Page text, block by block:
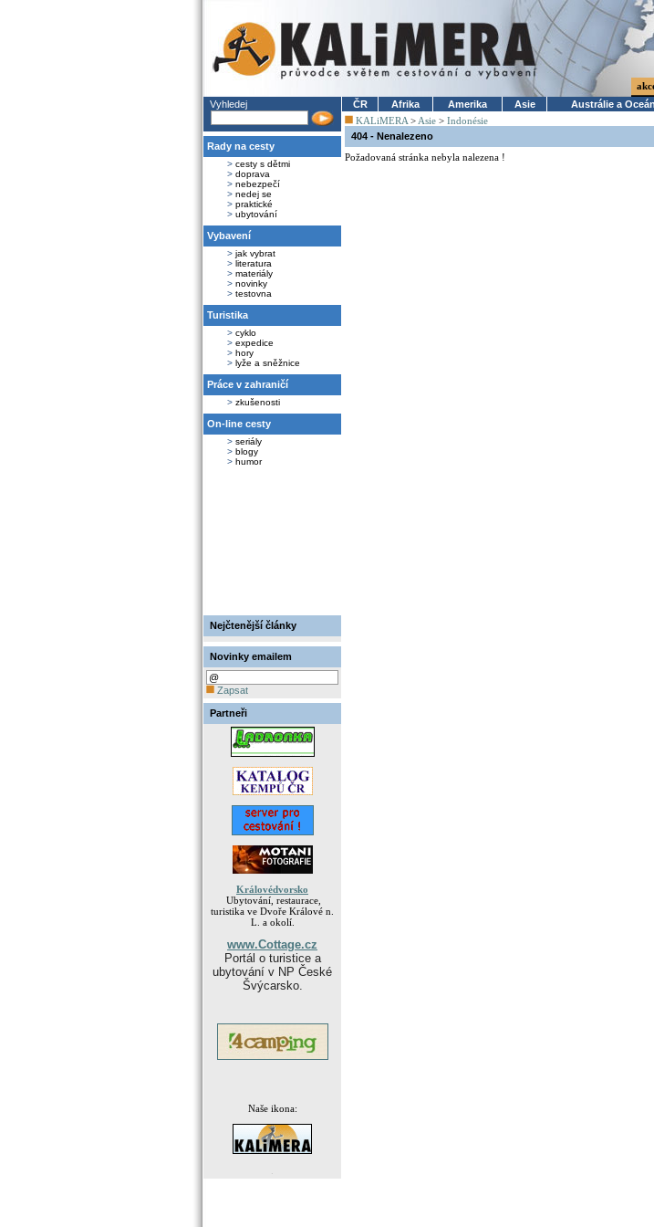
Vyhledej
Rady na cesty
> cesty s dětmi
> doprava
> nebezpečí
> nedej se
> praktické
> ubytování
Vybavení
> jak vybrat
> literatura
> materiály
> novinky
> testovna
Turistika
> cyklo
> expedice
> hory
> lyže a sněžnice
Práce v zahraničí
> zkušenosti
On-line cesty
> seriály
> blogy
> humor
Nejčtenější články
Novinky emailem
Zapsat
Partneři
Královédvorsko
Ubytování, restaurace,
turistika ve Dvoře Králové n.
L. a okolí.
www.Cottage.cz
Portál o turistice a
ubytování v NP České
Švýcarsko.
Naše ikona:
ČR
Afrika Amerika Asie Austrálie a
KALiMERA > Asie > Indonésie
404 - Nenalezeno
Požadovaná stránka nebyla nalezena !